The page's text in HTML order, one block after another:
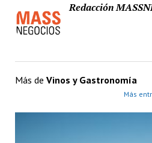
Redacción
Más de Vinos y Gastronomía
Más